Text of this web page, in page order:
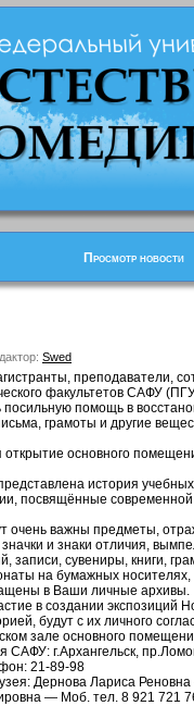
Просмотр новости
Swed
преподаватели,
факультетов САФУ
посильную помощь в
грамоты и другие
открытие основного
история
посвящённые современной
очень важны предметы,
значки и знаки отличия,
записи, сувениры, книги,
на бумажных
в Ваши личные архивы.
в создании экспозиций
будут с их личного
зале основного
г.Архангельск,
21-89-98
Дернова Лариса
— Моб. тел. 8 921 721